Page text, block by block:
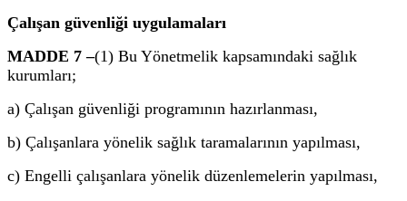
Çalışan güvenliği uygulamaları
MADDE 7 –(1) Bu Yönetmelik kapsamındaki sağlık
kurumları;
a) Çalışan güvenliği programının hazırlanması,
b) Çalışanlara yönelik sağlık taramalarının yapılması,
c) Engelli çalışanlara yönelik düzenlemelerin yapılması,